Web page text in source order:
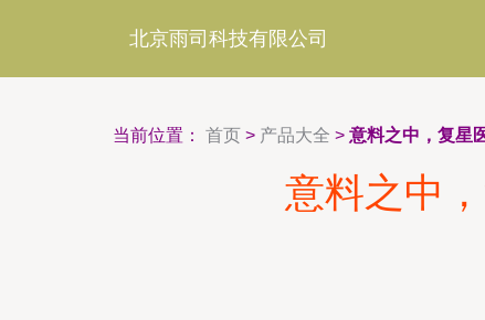
北京雨司科技有限公司
当前位置： 首页 > 产品大全 > 意料之中，复星
意料之中